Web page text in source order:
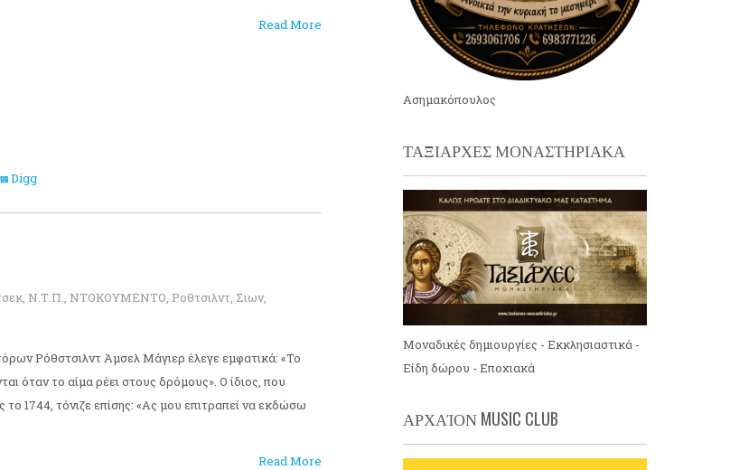
Read More
Digg
, Ν.Τ.Π., ΝΤΟΚΟΥΜΕΝΤΟ, Ροθτσιλντ, Σιων,
Ρόθστσιλντ Άμσελ Μάγιερ έλεγε εμφατικά: «Το
όταν το αίμα ρέει στους δρόμους». Ο ίδιος, που
1744, τόνιζε επίσης: «Ας μου επιτραπεί να εκδώσω
Read More
Ασημακόπουλος
ΤΑΞΙΑΡΧΕΣ ΜΟΝΑΣΤΗΡΙΑΚΑ
Μοναδικές δημιουργίες - Εκκλησιαστικά -
Είδη δώρου - Εποχιακά
ΑΡΧΑΊΟΝ MUSIC CLUB